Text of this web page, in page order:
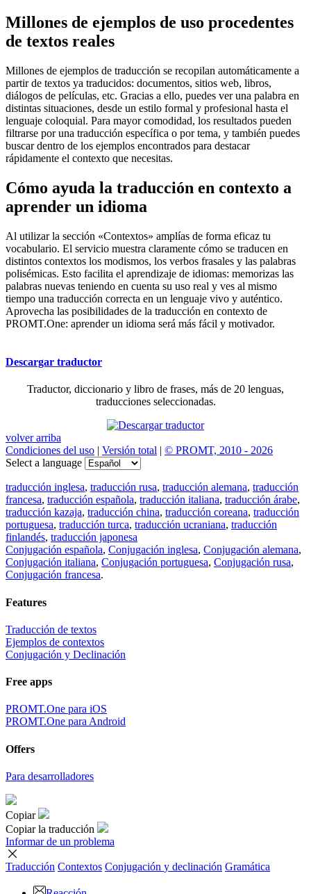
Millones de ejemplos de uso procedentes
de textos reales
Millones de ejemplos de traducción se recopilan automáticamente a
partir de textos ya traducidos: documentos, sitios web, libros,
diálogos de películas, etc. Gracias a ello, puedes ver una palabra en
distintas situaciones, desde un estilo formal y profesional hasta el
lenguaje coloquial. Para mayor comodidad, los resultados pueden
filtrarse por una traducción específica o por tema, y también puedes
buscar dentro de los ejemplos encontrados para destacar
rápidamente el contexto que necesitas.
Cómo ayuda la traducción en contexto a
aprender un idioma
Al utilizar la sección «Contextos» amplías de forma eficaz tu
vocabulario. El servicio muestra claramente cómo se traducen en
distintos contextos los modismos, los verbos frasales y las palabras
polisémicas. Esto facilita el aprendizaje de idiomas: memorizas las
palabras nuevas teniendo en cuenta su uso real y ves al mismo
tiempo una traducción correcta en un lenguaje vivo y auténtico.
Aprovecha las posibilidades de la traducción en contexto de
PROMT.One: aprender un idioma será más fácil y motivador.
Descargar traductor
Traductor, diccionario y libro de frases, más de 20 lenguas,
traducciones seleccionadas.
volver arriba
Condiciones del uso | Versión total | © PROMT, 2010 - 2026
Select a language
traducción inglesa, traducción rusa, traducción alemana, traducción
francesa, traducción española, traducción italiana, traducción árabe,
traducción kazaja, traducción china, traducción coreana, traducción
portuguesa, traducción turca, traducción ucraniana, traducción
finlandés, traducción japonesa
Conjugación española, Conjugación inglesa, Conjugación alemana,
Conjugación italiana, Conjugación portuguesa, Conjugación rusa,
Conjugación francesa.
Features
Traducción de textos
Ejemplos de contextos
Conjugación y Declinación
Free apps
PROMT.One para iOS
PROMT.One para Android
Offers
Para desarrolladores
Copiar
Copiar la traducción
Informar de un problema
Traducción Contextos Conjugación y declinación Gramática